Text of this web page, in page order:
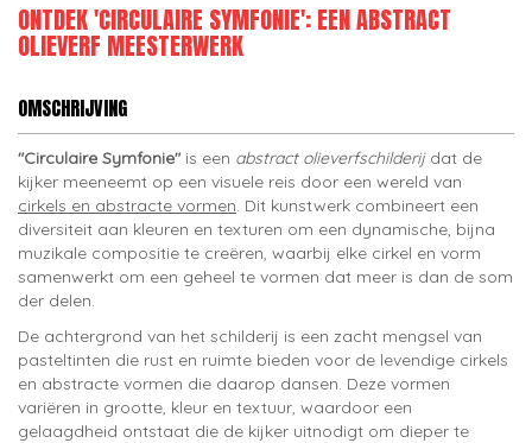
ONTDEK 'CIRCULAIRE SYMFONIE': EEN ABSTRACT
OLIEVERF MEESTERWERK
OMSCHRIJVING
"Circulaire Symfonie" is een abstract olieverfschilderijdat de
kijker meeneemt op een visuele reis door een wereld van
cirkels en abstracte vormen. Dit kunstwerk combineert een
diversiteit aan kleuren en texturen om een dynamische, bijna
muzikale compositie te creëren, waarbij elke cirkel en vorm
samenwerkt om een geheel te vormen dat meer is dan de som
der delen.
De achtergrond van het schilderij is een zacht mengsel van
pasteltinten die rust en ruimte bieden voor de levendige cirkels
en abstracte vormen die daarop dansen. Deze vormen
variëren in grootte, kleur en textuur, waardoor een
gelaagdheid ontstaat die de kijker uitnodigt om dieper te